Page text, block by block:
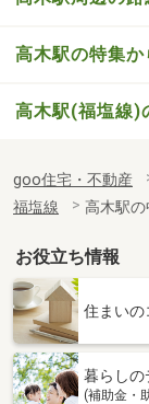
高木駅の特集か
高木駅(福塩線)
goo住宅・不動産
福塩線
高木駅
お役立ち情報
住まいの
暮らしの
(補助金・